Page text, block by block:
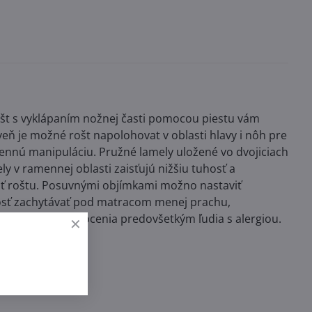
s vyklápaním nožnej časti pomocou piestu vám
je možné rošt napolohovat v oblasti hlavy i nôh pre
manipuláciu. Pružné lamely uložené vo dvojiciach
v ramennej oblasti zaisťujú nižšiu tuhosť a
roštu. Posuvnými objímkami možno nastaviť
zachytávať pod matracom menej prachu,
je plus, ktoré ocenia predovšetkým ľudia s alergiou.